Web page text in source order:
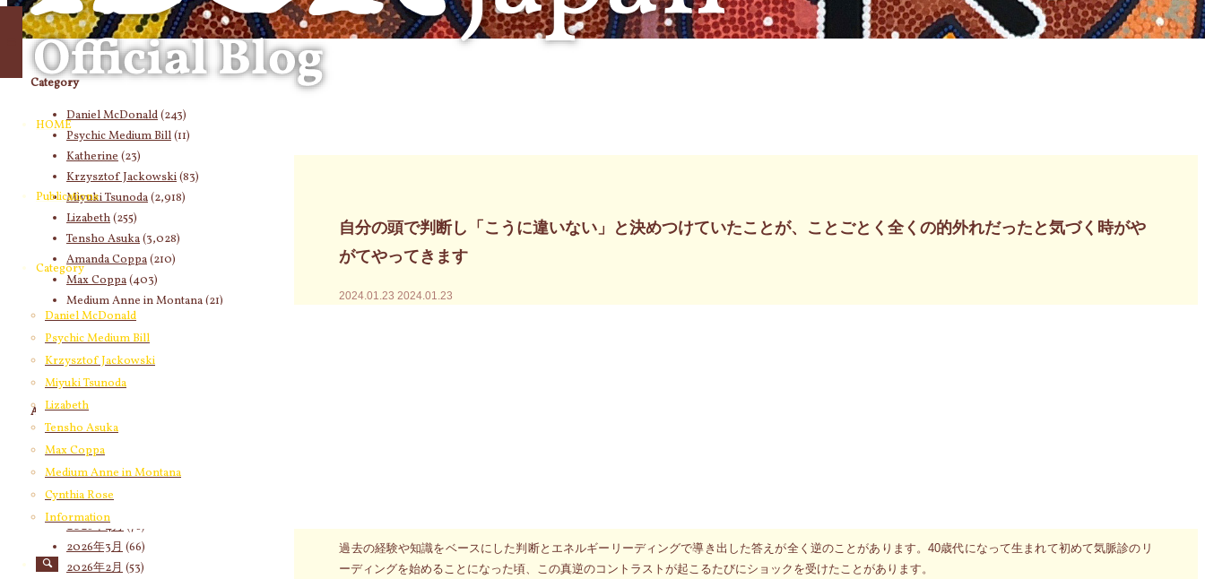
対
象:
HOME
Publications
Category
Daniel McDonald
Psychic Medium Bill
Krzysztof Jackowski
Miyuki Tsunoda
Lizabeth
Tensho Asuka
Max Coppa
Medium Anne in Montana
Cynthia Rose
Information
自分の頭で判断し「こうに違いない」と決めつけていたことが、ことごとく全くの的外れだったと気づく時がや
がてやってきます
2024.01.23 2024.01.23
過去の経験や知識をベースにした判断とエネルギーリーディングで導き出した答えが全く逆のことがあります。40歳代になって生まれて初めて気脈診のリ
ーディングを始めることになった頃、この真逆のコントラストが起こるたびにショックを受けたことがあります。
Category
Daniel McDonald(243)
Psychic Medium Bill(11)
Katherine(23)
Krzysztof Jackowski(83)
Miyuki Tsunoda(2,918)
Lizabeth(255)
Tensho Asuka(3,028)
Amanda Coppa(210)
Max Coppa(403)
Medium Anne in Montana(21)
Cynthia Rose(4)
Archives
2026年8月
2026年7月 (58)
2026年4月 (76)
2026年3月 (66)
2026年2月 (53)